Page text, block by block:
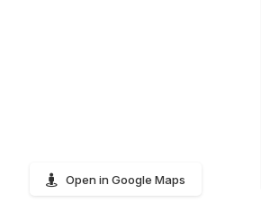
Open in Google Maps